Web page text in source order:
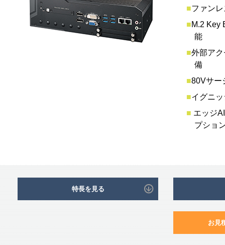
■ファン
■M.2 Key
能
■外部ア
備
■80Vサー
■イグニ
■ エッジ
プショ
特長を見る
お見